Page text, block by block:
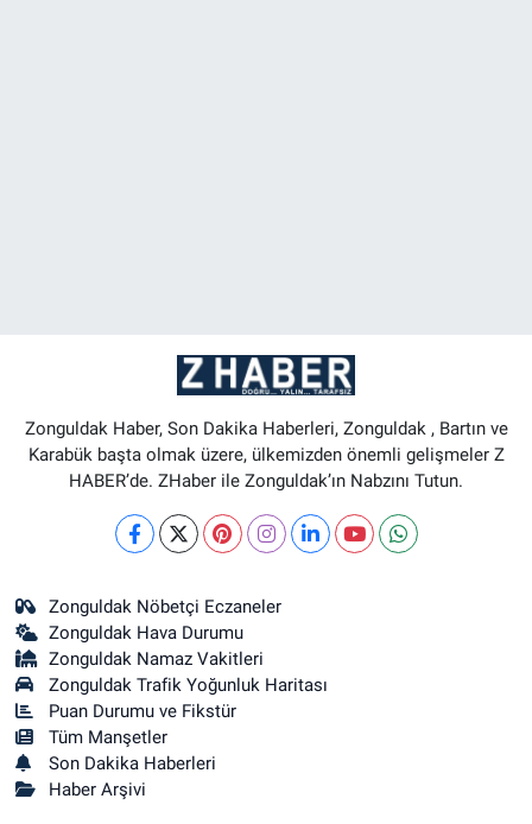
Zonguldak Haber, Son Dakika Haberleri, Zonguldak , Bartın ve
Karabük başta olmak üzere, ülkemizden önemli gelişmeler Z
HABER’de. ZHaber ile Zonguldak’ın Nabzını Tutun.
Zonguldak Nöbetçi Eczaneler
Zonguldak Hava Durumu
Zonguldak Namaz Vakitleri
Zonguldak Trafik Yoğunluk Haritası
Puan Durumu ve Fikstür
Tüm Manşetler
Son Dakika Haberleri
Haber Arşivi